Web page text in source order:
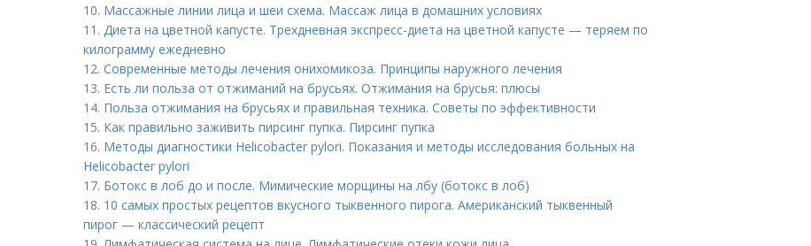
10. Массажные линии лица и шеи схема. Массаж лица в домашних условиях
11. Диета на цветной капусте. Трехдневная экспресс-диета на цветной капусте — теряем по
килограмму ежедневно
12. Современные методы лечения онихомикоза. Принципы наружного лечения
13. Есть ли польза от отжиманий на брусьях. Отжимания на брусья: плюсы
14. Польза отжимания на брусьях и правильная техника. Советы по эффективности
15. Как правильно заживить пирсинг пупка. Пирсинг пупка
16. Методы диагностики Helicobacter pylori. Показания и методы исследования больных на
Helicobacter pylori
17. Ботокс в лоб до и после. Мимические морщины на лбу (ботокс в лоб)
18. 10 самых простых рецептов вкусного тыквенного пирога. Американский тыквенный
пирог — классический рецепт